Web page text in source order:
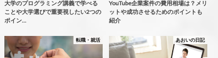
大学のプログラミング講義で学べる
ことや大学選びで重要視したい2つの
ポイン…
YouTube企業案件の費用相場は？メリ
ットや成功させるためのポイントも
紹介
転職・就活 あおいの日記